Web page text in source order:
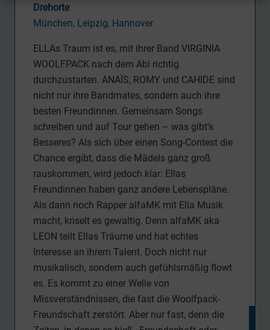
Drehorte
München, Leipzig, Hannover
ELLAs Traum ist es, mit ihrer Band VIRGINIA
WOOLFPACK nach dem Abi richtig
durchzustarten. ANAÏS, ROMY und CAHIDE sind
nicht nur ihre Bandmates, sondern auch ihre
besten Freundinnen. Gemeinsam Songs
schreiben und auf Tour gehen – was gibt’s
Besseres? Als sich über einen Song-Contest die
Chance ergibt, dass die Mädels ganz groß
rauskommen, wird jedoch klar: Ellas
Freundinnen haben ganz andere Lebenspläne.
Als dann noch Rapper alfaMK mit Ella Musik
macht, kriselt es gewaltig. Denn alfaMK aka
LEON teilt Ellas Träume und hat echtes
Interesse an ihrem Talent. Doch nicht nur
musikalisch, sondern auch gefühlsmäßig flowt
es. Es kommt zu einer Welle von
Missverständnissen, die fast die Woolfpack-
Freundschaft zerstört. Aber nur fast, denn die